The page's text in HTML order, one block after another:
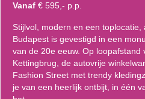
Vanaf € 595,- p.p.
Stijlvol, modern en een
Budapest is gevestigd in een
van de 20e eeuw. Op loopafstand
Kettingbrug, de autovrije
Fashion Street met trendy
je van een heerlijk ontbijt, in één